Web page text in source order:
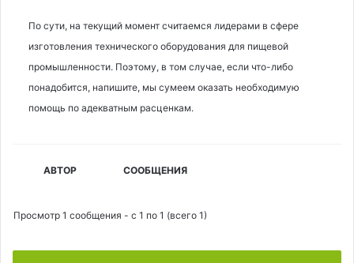
По сути, на текущий момент считаемся лидерами в сфере
изготовления технического оборудования для пищевой
промышленности. Поэтому, в том случае, если что-либо
понадобится, напишите, мы сумеем оказать необходимую
помощь по адекватным расценкам.
АВТОР СООБЩЕНИЯ
Просмотр 1 сообщения - с 1 по 1 (всего 1)